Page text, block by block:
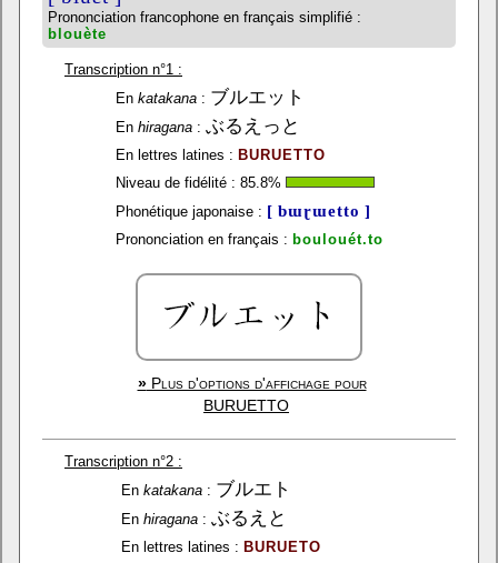
Prononciation francophone en français simplifié :
blouète
Transcription n°1 :
En katakana: ブルエット
En hiragana: ぶるえっと
En lettres latines : BURUETTO
Niveau de fidélité : 85.8%
Phonétique japonaise : [ bɯɽɯetto ]
Prononciation en français : boulouét.to
»Plus d'options d'affichage pour
BURUETTO
Transcription n°2 :
En katakana: ブルエト
En hiragana: ぶるえと
En lettres latines : BURUETO